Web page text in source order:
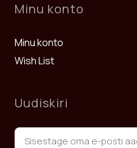
Minu konto
Minu konto
Wish List
Uudiskiri